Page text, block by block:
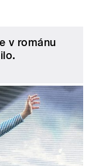
v románu